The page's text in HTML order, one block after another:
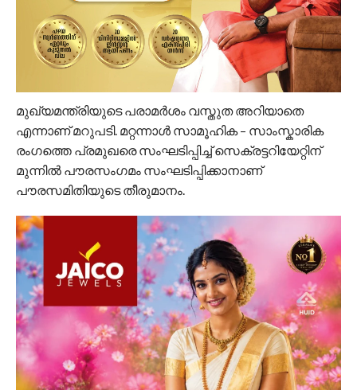
മുഖ്യമന്ത്രിയുടെ പരാമ‍ർശം വസ്തുത അറിയാതെ
എന്നാണ് മറുപടി. മറ്റന്നാൾ സാമൂഹിക – സാംസ്കാരിക
രംഗത്തെ പ്രമുഖരെ സംഘടിപ്പിച്ച് സെക്രട്ടറിയേറ്റിന്
മുന്നില്‍ പൗരസംഗമം സംഘടിപ്പിക്കാനാണ്
പൗരസമിതിയുടെ തീരുമാനം.